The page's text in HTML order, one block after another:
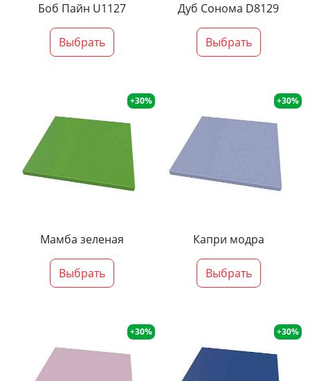
Боб Пайн U1127
Выбрать
Дуб Сонома D8129
Выбрать
+30%
Мамба зеленая
Выбрать
+30%
Капри модра
Выбрать
+30% +30%